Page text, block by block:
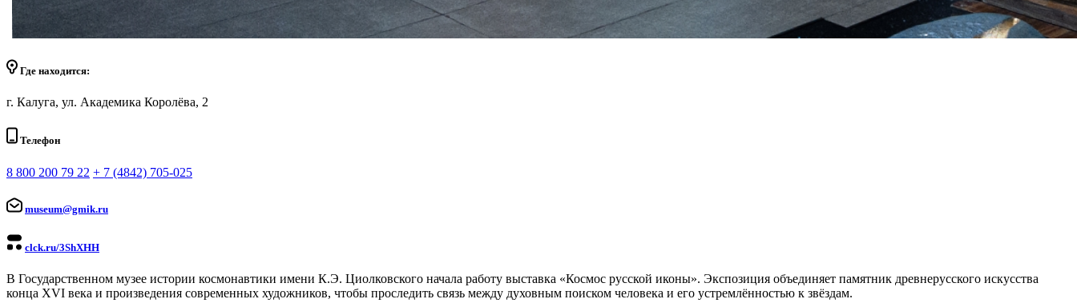
Где находится:
г. Калуга, ул. Академика Королёва, 2
Телефон
8 800 200 79 22 + 7 (4842) 705-025
museum@gmik.ru
clck.ru/3ShXHH
В Государственном музее истории космонавтики имени К.Э. Циолковского начала работу выставка «Космос русской иконы». Экспозиция объединяет памятник древнерусского искусства
конца XVI века и произведения современных художников, чтобы проследить связь между духовным поиском человека и его устремлённостью к звёздам.